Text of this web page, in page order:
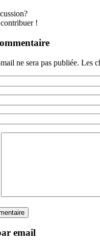
!
ne sera pas publiée. Les
email